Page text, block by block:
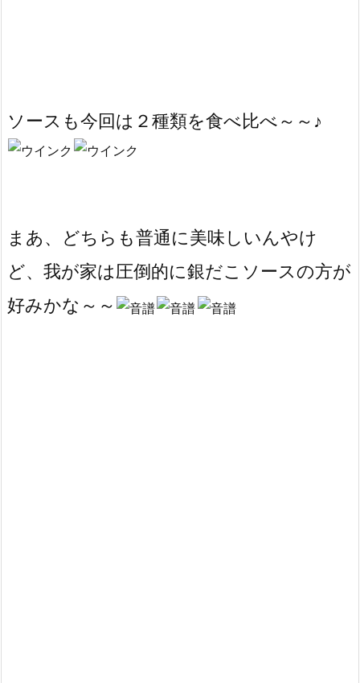
ソースも今回は２種類を食べ比べ～～♪
まあ、どちらも普通に美味しいんやけ
ど、我が家は圧倒的に銀だこソースの方が
好みかな～～